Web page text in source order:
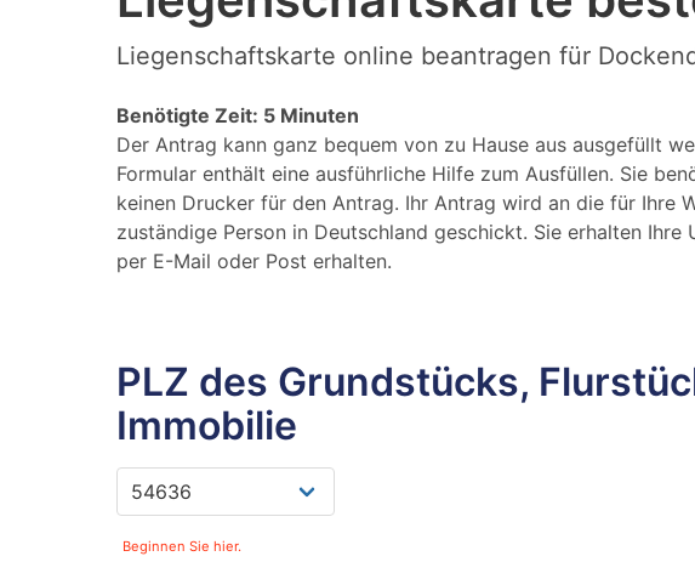
Liegenschaftskarte online beantragen für
Benötigte Zeit: 5 Minuten
Der Antrag kann ganz bequem von zu Hause aus ausgefüllt
Formular enthält eine ausführliche Hilfe zum Ausfüllen. Sie
keinen Drucker für den Antrag. Ihr Antrag wird an die für Ihre
zuständige Person in Deutschland geschickt. Sie erhalten Ihre
per E-Mail oder Post erhalten.
PLZ des Grundstücks,
Immobilie
Beginnen Sie hier.